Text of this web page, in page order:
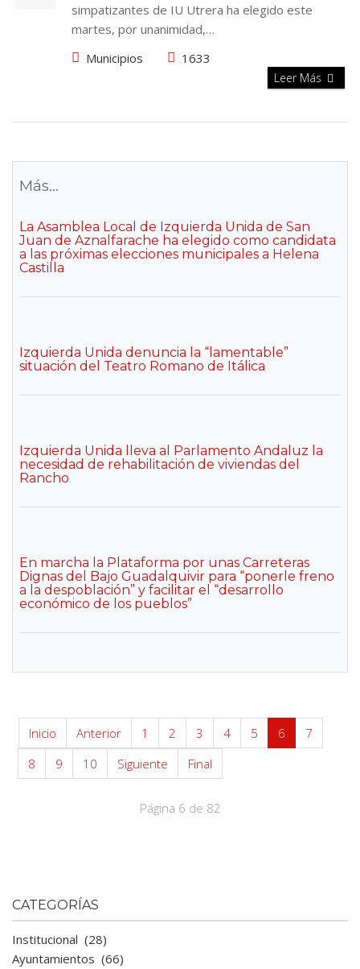
simpatizantes de IU Utrera ha elegido este
martes, por unanimidad,…
Municipios
1633
Leer Más
Más...
La Asamblea Local de Izquierda Unida de San
Juan de Aznalfarache ha elegido como candidata
a las próximas elecciones municipales a Helena
Castilla
Izquierda Unida denuncia la “lamentable”
situación del Teatro Romano de Itálica
Izquierda Unida lleva al Parlamento Andaluz la
necesidad de rehabilitación de viviendas del
Rancho
En marcha la Plataforma por unas Carreteras
Dignas del Bajo Guadalquivir para “ponerle freno
a la despoblación” y facilitar el “desarrollo
económico de los pueblos”
Inicio Anterior 1 2 3 4 5 6
7
8
9 10 Siguiente Final
Página 6 de 82
CATEGORÍAS
Institucional (28)
Ayuntamientos (66)